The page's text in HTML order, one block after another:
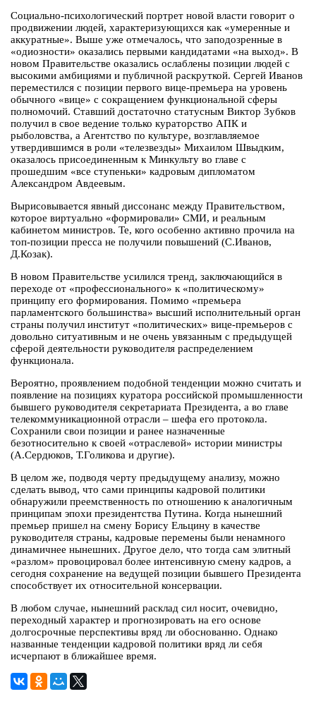
Социально-психологический портрет новой власти говорит о
продвижении людей, характеризующихся как «умеренные и
аккуратные». Выше уже отмечалось, что заподозренные в
«одиозности» оказались первыми кандидатами «на выход». В
новом Правительстве оказались ослаблены позиции людей с
высокими амбициями и публичной раскруткой. Сергей Иванов
переместился с позиции первого вице-премьера на уровень
обычного «вице» с сокращением функциональной сферы
полномочий. Ставший достаточно статусным Виктор Зубков
получил в свое ведение только кураторство АПК и
рыболовства, а Агентство по культуре, возглавляемое
утвердившимся в роли «телезвезды» Михаилом Швыдким,
оказалось присоединенным к Минкульту во главе с
прошедшим «все ступеньки» кадровым дипломатом
Александром Авдеевым.
Вырисовывается явный диссонанс между Правительством,
которое виртуально «формировали» СМИ, и реальным
кабинетом министров. Те, кого особенно активно прочила на
топ-позиции пресса не получили повышений (С.Иванов,
Д.Козак).
В новом Правительстве усилился тренд, заключающийся в
переходе от «профессионального» к «политическому»
принципу его формирования. Помимо «премьера
парламентского большинства» высший исполнительный орган
страны получил институт «политических» вице-премьеров с
довольно ситуативным и не очень увязанным с предыдущей
сферой деятельности руководителя распределением
функционала.
Вероятно, проявлением подобной тенденции можно считать и
появление на позициях куратора российской промышленности
бывшего руководителя секретариата Президента, а во главе
телекоммуникационной отрасли – шефа его протокола.
Сохранили свои позиции и ранее назначенные
безотносительно к своей «отраслевой» истории министры
(А.Сердюков, Т.Голикова и другие).
В целом же, подводя черту предыдущему анализу, можно
сделать вывод, что сами принципы кадровой политики
обнаружили преемственность по отношению к аналогичным
принципам эпохи президентства Путина. Когда нынешний
премьер пришел на смену Борису Ельцину в качестве
руководителя страны, кадровые перемены были ненамного
динамичнее нынешних. Другое дело, что тогда сам элитный
«разлом» провоцировал более интенсивную смену кадров, а
сегодня сохранение на ведущей позиции бывшего Президента
способствует их относительной консервации.
В любом случае, нынешний расклад сил носит, очевидно,
переходный характер и прогнозировать на его основе
долгосрочные перспективы вряд ли обоснованно. Однако
названные тенденции кадровой политики вряд ли себя
исчерпают в ближайшее время.